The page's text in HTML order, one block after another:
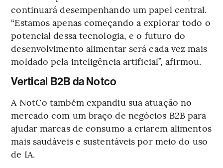
continuará desempenhando um papel central.
“Estamos apenas começando a explorar todo o
potencial dessa tecnologia, e o futuro do
desenvolvimento alimentar será cada vez mais
moldado pela inteligência artificial”, afirmou.
Vertical B2B da Notco
A NotCo também expandiu sua atuação no
mercado com um braço de negócios B2B para
ajudar marcas de consumo a criarem alimentos
mais saudáveis e sustentáveis por meio do uso
de IA.